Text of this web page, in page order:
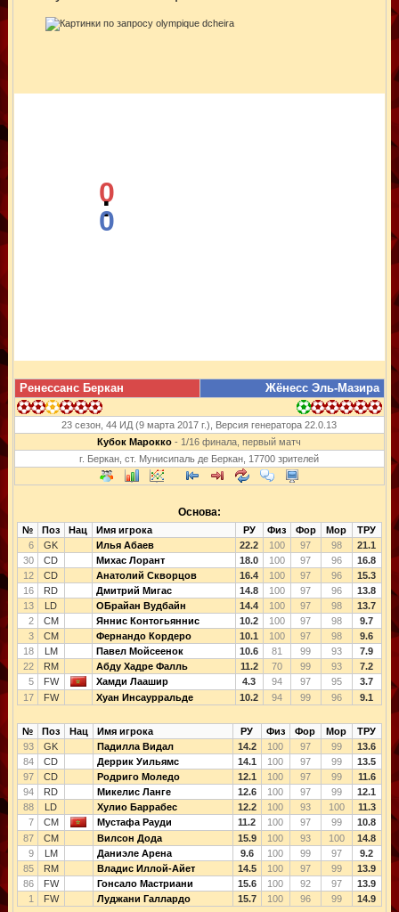
0
:
0
Ренессанс Беркан Жёнесс Эль-Мазира
23 сезон, 44 ИД (9 марта 2017 г.), Версия генератора 22.0.13
Кубок Марокко - 1/16 финала, первый матч
г. Беркан, ст. Мунисипаль де Беркан, 17700 зрителей
Основа:
№ Поз Нац Имя игрока РУ Физ Фор Мор
ТРУ
6
GK Илья Абаев 22.2 100 97 98
21.1
30
CD Михас Лорант 18.0 100 97 96
16.8
12
CD Анатолий Скворцов 16.4 100 97 96
15.3
16
RD Дмитрий Мигас 14.8 100 97 96
13.8
13
LD ОБрайан Вудбайн 14.4 100 97 98
13.7
2
CM Яннис Контогьяннис 10.2 100 97 98
9.7
3
CM Фернандо Кордеро 10.1 100 97 98
9.6
18
LM Павел Мойсеенок 10.6 81 99 93
7.9
22
RM Абду Хадре Фалль 11.2 70 99 93
7.2
5
FW Хамди Лаашир 4.3 94 97 95
3.7
17
FW Хуан Инсаурральде 10.2 94 99 96 9.1
№ Поз Нац Имя игрока РУ Физ Фор Мор
ТРУ
93
GK Падилла Видал 14.2 100 97 99
13.6
84
CD Деррик Уильямс 14.1 100 97 99
13.5
97
CD Родриго Моледо 12.1 100 97 99
11.6
94
RD Микелис Ланге 12.6 100 97 99
12.1
88
LD Хулио Баррабес 12.2 100 93 100
11.3
7
CM Мустафа Рауди 11.2 100 97 99
10.8
87
CM Вилсон Дода 15.9 100 93 100
14.8
9
LM Даниэле Арена 9.6 100 99 97
9.2
85
RM Владис Иллой-Айет 14.5 100 97 99
13.9
86
FW Гонсало Мастриани 15.6 100 92 97
13.9
1
FW Луджани Галлардо 15.7 100 96 99 14.9